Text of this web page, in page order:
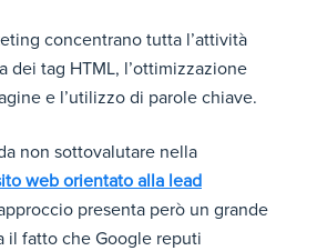
concentrano tutta l’attività
dei tag HTML, l’ottimizzazione
e l’utilizzo di parole chiave.
non sottovalutare nella
web orientato alla lead
presenta però un grande
il fatto che Google reputi